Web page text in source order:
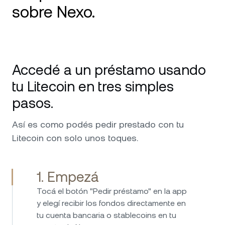
sobre Nexo.
disponibilidad en cada consulta y solicitud
que tuve. Solo puedo seguir recomendándolo;
vale destacar su seguridad de nivel militar y
los custodios detrás de Nexo, que me hacen
sus manos. ¡Sigan con el excelente trabajo!
Invierto en Nexo desde 2017 y uso la
plataforma desde entonces sin ningún
problema. Pedir prestado es simple, rápido y
fácil, y las tasas de interés de los ahorros son
Accedé a un préstamo usando
tu Litecoin en tres simples
pasos.
Así es como podés pedir prestado con tu
Litecoin con solo unos toques.
1. Empezá
Tocá el botón "Pedir préstamo" en la app
y elegí recibir los fondos directamente en
tu cuenta bancaria o stablecoins en tu